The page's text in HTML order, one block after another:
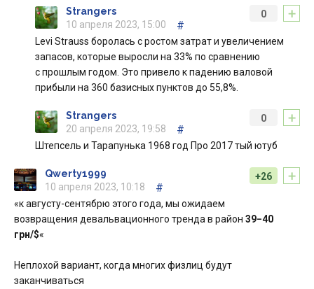
+
0
Strangers
10 апреля 2023, 15:00
#
Levi Strauss боролась с ростом затрат и увеличением
запасов, которые выросли на 33% по сравнению
с прошлым годом. Это привело к падению валовой
прибыли на 360 базисных пунктов до 55,8%.
+
0
Strangers
20 апреля 2023, 19:58
#
Штепсель и Тарапунька 1968 год Про 2017 тый ютуб
+
+26
Qwerty1999
10 апреля 2023, 10:18
#
«к августу-сентябрю этого года, мы ожидаем
возвращения девальвационного тренда в район 39−40
грн/$«
Неплохой вариант, когда многих физлиц будут
заканчиваться